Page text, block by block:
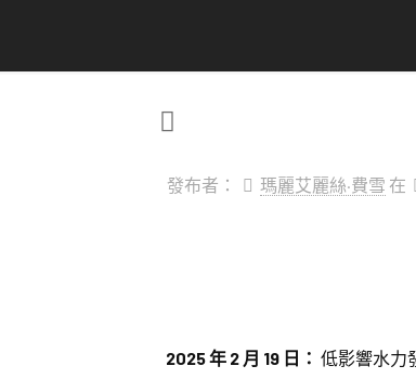
發布者： 瑪麗艾麗絲·費雪 在
2025 年 2 月 19 日： 低影響水力